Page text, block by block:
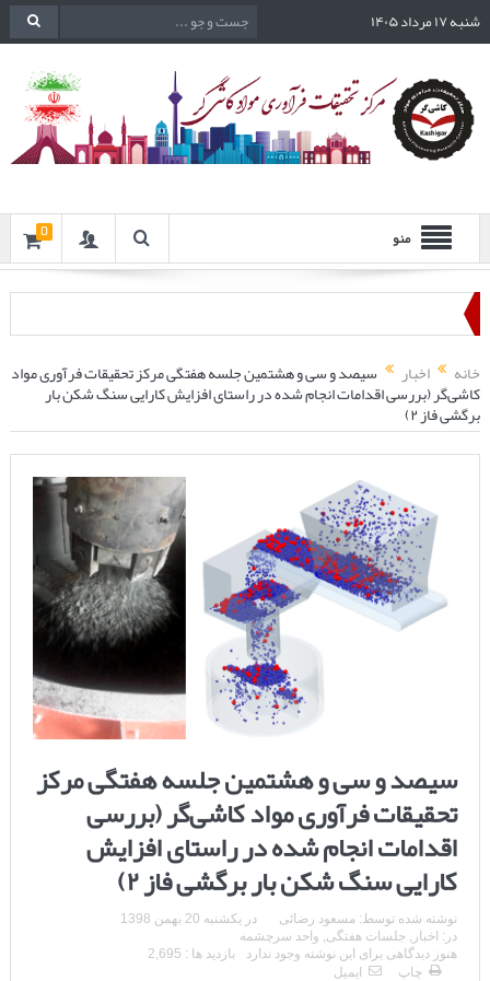
شنبه ۱۷ مرداد ۱۴۰۵
منو 0
خانه اخبار سیصد و سی و هشتمین جلسه هفتگی مرکز تحقیقات فرآوری مواد
کاشی‌گر (بررسی اقدامات انجام شده در راستای افزایش کارایی سنگ شکن بار
برگشی فاز ۲)
سیصد و سی و هشتمین جلسه هفتگی مرکز
تحقیقات فرآوری مواد کاشی‌گر (بررسی
اقدامات انجام شده در راستای افزایش
کارایی سنگ شکن بار برگشی فاز ۲)
نوشته شده توسط: مسعود رضائی در یکشنبه 20 بهمن 1398
در: اخبار جلسات هفتگی واحد سرچشمه
هنوز دیدگاهی برای این نوشته وجود ندارد
بازدید ها : 2,695
چاپ
ایمیل